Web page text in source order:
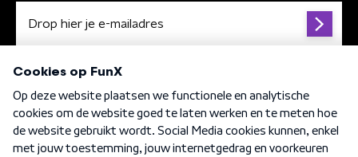
Algemene voorwaarden Privacybeleid